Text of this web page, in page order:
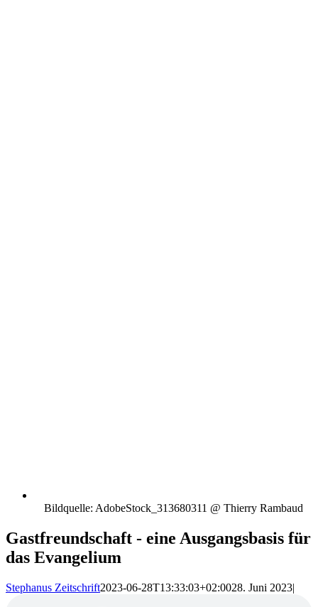
Bildquelle: AdobeStock_313680311 @ Thierry Rambaud
Gastfreundschaft - eine Ausgangsbasis für
das Evangelium
Stephanus Zeitschrift2023-06-28T13:33:03+02:0028. Juni 2023|